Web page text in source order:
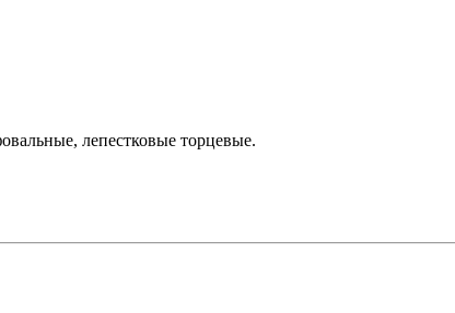
лепестковые торцевые.